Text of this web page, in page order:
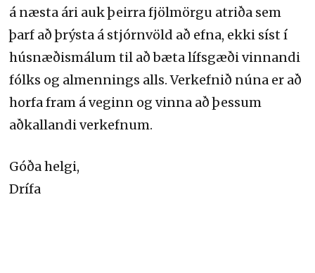
á næsta ári auk þeirra fjölmörgu atriða sem
þarf að þrýsta á stjórnvöld að efna, ekki síst í
húsnæðismálum til að bæta lífsgæði vinnandi
fólks og almennings alls. Verkefnið núna er að
horfa fram á veginn og vinna að þessum
aðkallandi verkefnum.
Góða helgi,
Drífa